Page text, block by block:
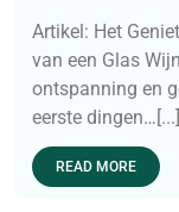
Artikel: Het
van een Glas
ontspanning en
eerste dingen…[...]
READ MORE